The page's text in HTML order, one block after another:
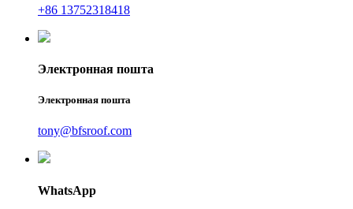
+86 13752318418
Электронная пошта
Электронная пошта
tony@bfsroof.com
WhatsApp